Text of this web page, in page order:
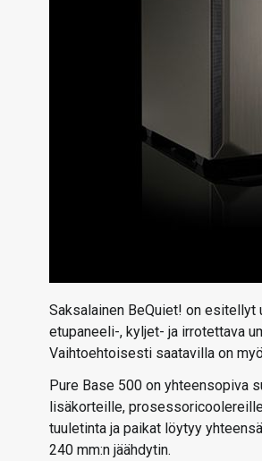
Saksalainen BeQuiet! on esitellyt
etupaneeli-, kyljet- ja irrotettava
Vaihtoehtoisesti saatavilla on
Pure Base 500 on yhteensopiva
lisäkorteille,
tuuletinta ja paikat löytyy
240 mm:n jäähdytin.